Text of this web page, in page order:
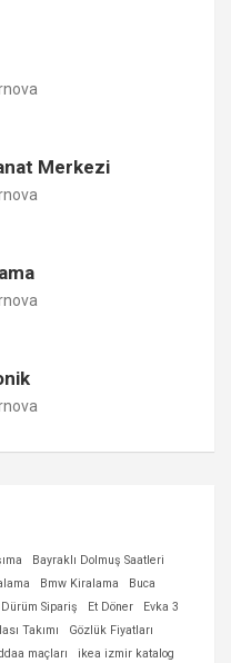
Merkezi
Bayraklı Dolmuş Saatleri
Bmw Kiralama
Buca
Dürüm Sipariş Et Döner
Evka 3
Takımı
Gözlük Fiyatları
maçları
ikea izmir katalog